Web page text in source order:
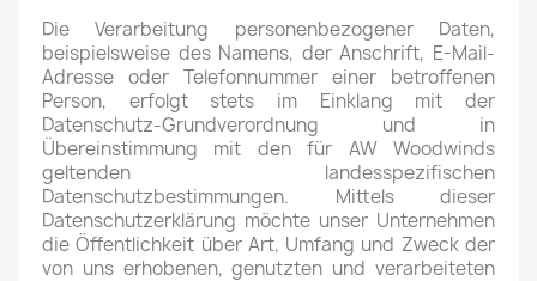
Die Verarbeitung personenbezogener Daten,
beispielsweise des Namens, der Anschrift, E-Mail-
Adresse oder Telefonnummer einer betroffenen
Person, erfolgt stets im Einklang mit der
Datenschutz-Grundverordnung und in
Übereinstimmung mit den für AW Woodwinds
geltenden landesspezifischen
Datenschutzbestimmungen. Mittels dieser
Datenschutzerklärung möchte unser Unternehmen
die Öffentlichkeit über Art, Umfang und Zweck der
von uns erhobenen, genutzten und verarbeiteten